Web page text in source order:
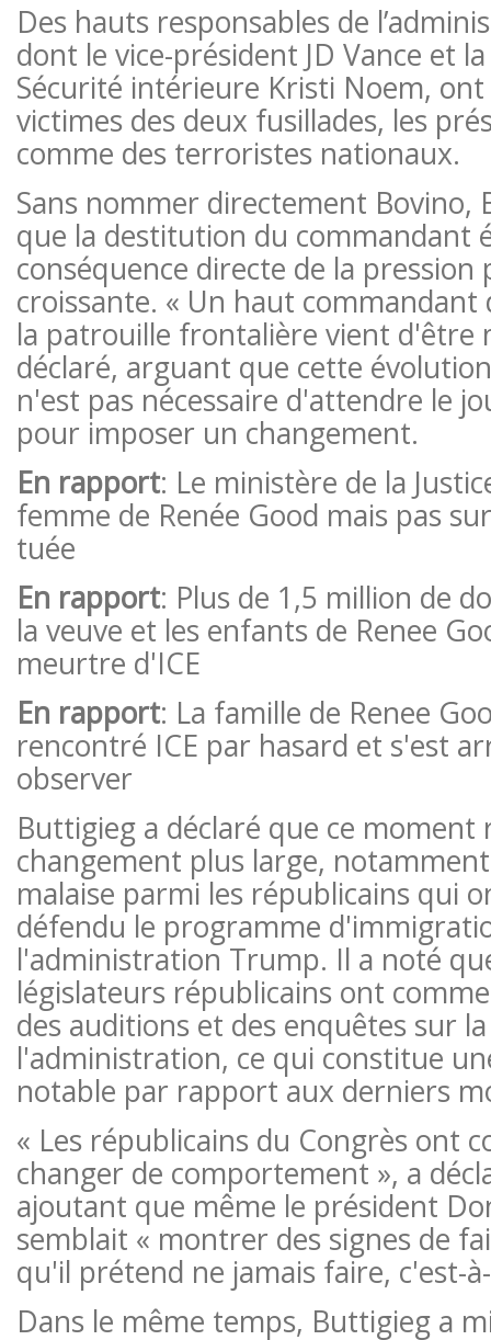
Des hauts responsables de
dont le vice-président JD Vance et
Sécurité intérieure Kristi Noem,
victimes des deux fusillades, les
comme des terroristes nationaux.
Sans nommer directement Bovino,
que la destitution du commandant
conséquence directe de la pression
croissante. « Un haut commandant
la patrouille frontalière vient d'être
déclaré, arguant que cette
n'est pas nécessaire d'attendre le
pour imposer un changement.
En rapport: Le ministère de la
femme de Renée Good mais pas
tuée
En rapport: Plus de 1,5 million de
la veuve et les enfants de Renee
meurtre d'ICE
En rapport: La famille de Renee
rencontré ICE par hasard et s'est
observer
Buttigieg a déclaré que ce moment
changement plus large,
malaise parmi les républicains qui
défendu le programme
l'administration Trump. Il a noté
législateurs républicains ont
des auditions et des enquêtes sur
l'administration, ce qui constitue
notable par rapport aux derniers
« Les républicains du Congrès ont
changer de comportement », a
ajoutant que même le président
semblait « montrer des signes de
qu'il prétend ne jamais faire, c'est-
Dans le même temps, Buttigieg a